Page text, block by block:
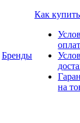
Бренды
Как купить
на